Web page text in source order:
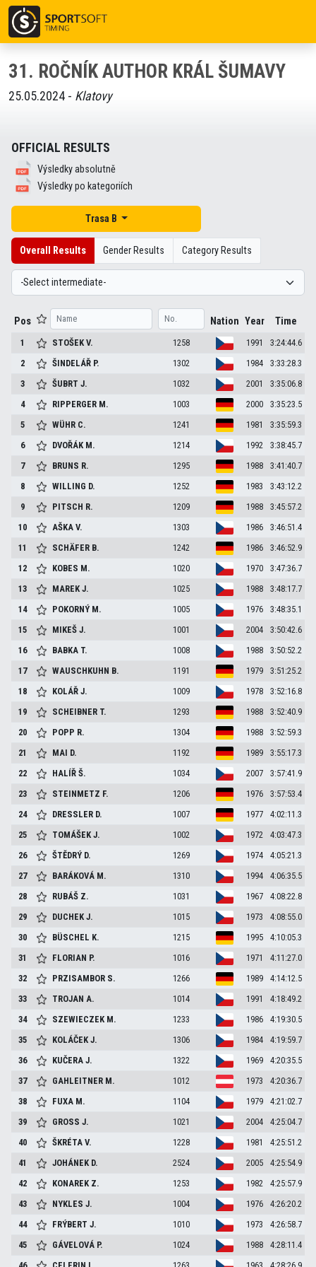
31. ROČNÍK AUTHOR KRÁL ŠUMAVY
25.05.2024 - Klatovy
OFFICIAL RESULTS
Výsledky absolutně
Výsledky po kategoriích
Trasa B
Overall Results Gender Results Category Results
Pos Nation Year Time
1 STOŠEKV. 1258 1991
3:24:44.6
2
ŠINDELÁŘ P. 1302 1984
3:33:28.3
3
ŠUBRTJ. 1032 2001
3:35:06.8
4
RIPPERGER M. 1003 2000
3:35:23.5
5
WÜHR C. 1241 1981
3:35:59.3
6
DVOŘÁK M. 1214 1992
3:38:45.7
7
BRUNS R. 1295 1988
3:41:40.7
8
WILLING D. 1252 1983
3:43:12.2
9
PITSCH R. 1209 1988
3:45:57.2
10
AŠKAV. 1303 1986
3:46:51.4
11
SCHÄFER B. 1242 1986
3:46:52.9
12
KOBES M. 1020 1970
3:47:36.7
13
MAREKJ. 1025 1988
3:48:17.7
14
POKORNÝ M. 1005 1976
3:48:35.1
15
MIKEŠJ. 1001 2004
3:50:42.6
16
BABKA T. 1008 1988
3:50:52.2
17
WAUSCHKUHN B. 1191 1979
3:51:25.2
18
KOLÁŘJ. 1009 1978
3:52:16.8
19
SCHEIBNER T. 1293 1988
3:52:40.9
20
POPP R. 1304 1988
3:52:59.3
21
MAI D. 1192 1989
3:55:17.3
22
HALÍŘŠ. 1034 2007
3:57:41.9
23
STEINMETZ F. 1206 1976
3:57:53.4
24
DRESSLER D. 1007 1977
4:02:11.3
25
TOMÁŠEKJ. 1002 1972
4:03:47.3
26
ŠTĚDRÝ D. 1269 1974
4:05:21.3
27
BARÁKOVÁ M. 1310 1994
4:06:35.5
28
RUBÁŠ Z. 1031 1967
4:08:22.8
29
DUCHEKJ. 1015 1973
4:08:55.0
30
BÜSCHEL K. 1215 1995
4:10:05.3
31
FLORIAN P. 1016 1971
4:11:27.0
32
PRZISAMBOR S. 1266 1989
4:14:12.5
33
TROJANA. 1014 1991
4:18:49.2
34
SZEWIECZEK M. 1233 1986
4:19:30.5
35
KOLÁČEKJ. 1306 1984
4:19:59.7
36
KUČERAJ. 1322 1969
4:20:35.5
37
GAHLEITNER M. 1012 1973
4:20:36.7
38
FUXA M. 1104 1979
4:21:02.7
39
GROSSJ. 1021 2004
4:25:04.7
40
ŠKRÉTAV. 1228 1981
4:25:51.2
41
JOHÁNEK D. 2524 2005
4:25:54.9
42
KONAREK Z. 1253 1982
4:25:57.9
43
NYKLESJ. 1004 1976
4:26:20.2
44
FRÝBERTJ. 1010 1973
4:26:58.7
45
GÁVELOVÁ P. 1024 1988
4:28:11.4